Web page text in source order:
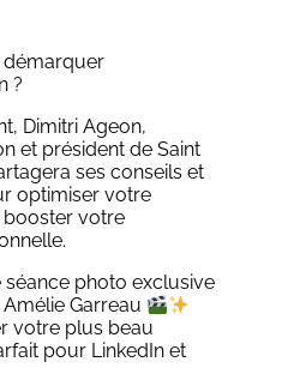
démarquer
?
Dimitri Ageon,
et président de Saint
ses conseils et
optimiser votre
booster votre
séance photo exclusive
Garreau
votre plus beau
pour LinkedIn et